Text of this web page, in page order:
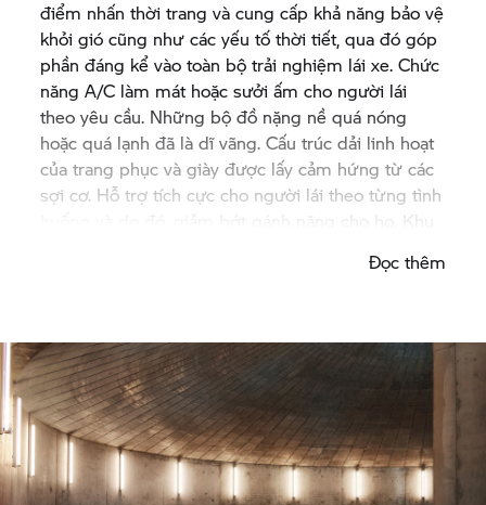
điểm nhấn thời trang và cung cấp khả năng bảo vệ
khỏi gió cũng như các yếu tố thời tiết, qua đó góp
phần đáng kể vào toàn bộ trải nghiệm lái xe. Chức
năng A/C làm mát hoặc sưởi ấm cho người lái
theo yêu cầu. Những bộ đồ nặng nề quá nóng
hoặc quá lạnh đã là dĩ vãng. Cấu trúc dải linh hoạt
của trang phục và giày được lấy cảm hứng từ các
sợi cơ. Hỗ trợ tích cực cho người lái theo từng tình
huống và do đó, giảm bớt gánh nặng cho họ. Khu
khi đi ở tốc độ cao. Nhờ vậy, giúp làm dịu áp lực
tín hiệu điều hướng hoặc cho biết khi đạt đến góc
nghiêng giới hạn. Trang phục nay không còn cần
tới các tính năng an toàn do hệ thống hỗ trợ thông
minh đã đảm nhiệm tất cả.
Đọc thêm